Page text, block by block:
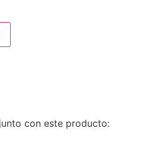
con este producto: